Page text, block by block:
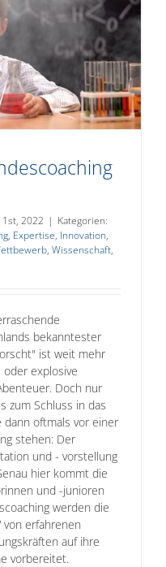
2022 | Kategorien:
, Expertise, Innovation,
, Wissenschaft,
bekanntester
ist weit mehr
explosive
Doch nur
zum Schluss in das
dann oftmals vor einer
stehen: Der
und - vorstellung
hier kommt die
und -junioren
werden die
von erfahrenen
auf ihre
vorbereitet.